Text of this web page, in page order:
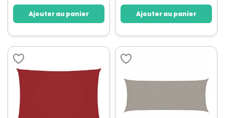
Ajouter au panier Ajouter au panier